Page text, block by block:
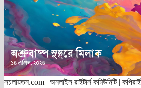
সচলায়তন.com | অনলাইন রাইটার্স কমিউনিটি |